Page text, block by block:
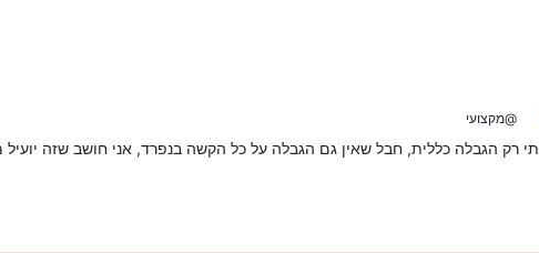
@מקצועי
רק הגבלה כללית, חבל שאין גם הגבלה על כל הקשה בנפרד, אני חושב שזה יועיל